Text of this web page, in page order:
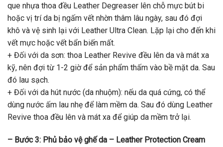
que nhựa thoa đều Leather Degreaser lên chỗ mực bút bi
hoặc vị trí da bị ngấm vết nhờn thâm lâu ngày, sau đó đợi
khô và vệ sinh lại với Leather Ultra Clean. Lặp lại cho đến khi
vết mực hoặc vết bẩn biến mất.
+ Đối với da sơn: thoa Leather Revive đều lên da và mát xa
kỹ, nên đợi từ 1-2 giờ để sản phẩm thấm vào bề mặt da. Sau
đó lau sạch.
+ Đối với da hút nước (da nhuộm): nếu da quá cứng, có thể
dùng nước ấm lau nhẹ để làm mềm da. Sau đó dùng Leather
Revive thoa đều lên và mát xa để giúp da mềm trở lại.
– Bước 3: Phủ bảo vệ ghế da – Leather Protection Cream